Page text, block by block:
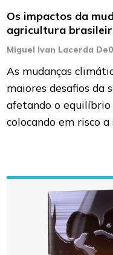
Os impactos da
agricultura
Miguel Ivan Lacerda De
As mudanças
maiores desafios da
afetando o
colocando em risco